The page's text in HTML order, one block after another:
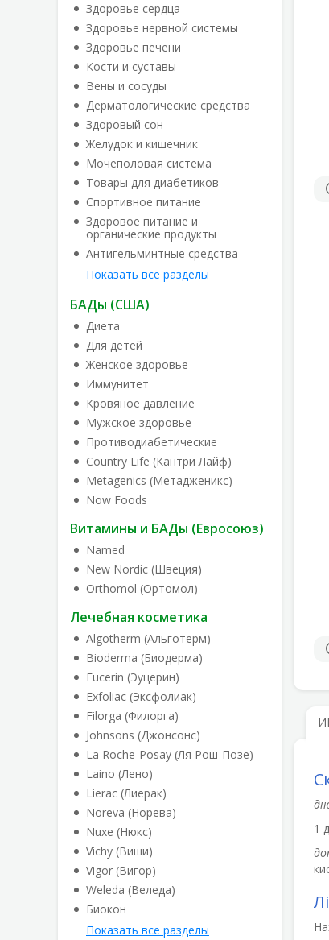
Здоровье сердца
Здоровье нервной системы
Здоровье печени
Кости и суставы
Вены и сосуды
Дерматологические средства
Здоровый сон
Желудок и кишечник
Мочеполовая система
Товары для диабетиков
Спортивное питание
Здоровое питание и
органические продукты
Антигельминтные средства
Показать все разделы
БАДы (США)
Диета
Для детей
Женское здоровье
Иммунитет
Кровяное давление
Мужское здоровье
Противодиабетические
Country Life (Кантри Лайф)
Metagenics (Метадженикс)
Now Foods
Витамины и БАДы (Евросоюз)
Named
New Nordic (Швеция)
Orthomol (Ортомол)
Лечебная косметика
Algotherm (Альготерм)
Bioderma (Биодерма)
Eucerin (Эуцерин)
Exfoliac (Эксфолиак)
Filorga (Филорга)
Johnsons (Джонсонс)
La Roche-Posay (Ля Рош-Позе)
Laino (Лено)
Lierac (Лиерак)
Noreva (Норева)
Nuxe (Нюкс)
Vichy (Виши)
Vigor (Вигор)
Weleda (Веледа)
Биокон
Показать все разделы
1